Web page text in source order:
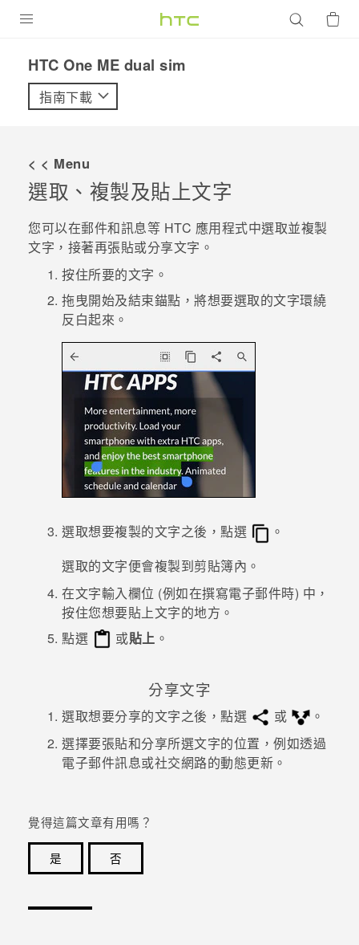
VIVE
優惠專區
焦點訊息
校園專案
企業採購
銷售通路
VIVELAND
HTC One ME dual sim‎
指南下載
< < Menu
選取、複製及貼上文字
您可以在郵件和訊息等 HTC 應用程式中選取並複製
文字，接著再張貼或分享文字。
按住所要的文字。
拖曳開始及結束錨點，將想要選取的文字環繞
反白起來。
選取想要複製的文字之後，點選
。
選取的文字便會複製到剪貼簿內。
在文字輸入欄位 (例如在撰寫電子郵件時) 中，
按住您想要貼上文字的地方。
點選
或貼上 。
分享文字
選取想要分享的文字之後，點選 或
。
選擇要張貼和分享所選文字的位置，例如透過
電子郵件訊息或社交網路的動態更新。
覺得這篇文章有用嗎？
是
否